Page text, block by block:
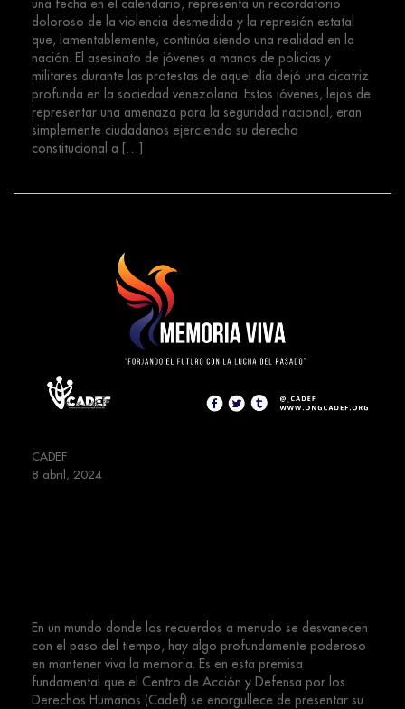
una fecha en el calendario, representa un recordatorio
doloroso de la violencia desmedida y la represión estatal
que, lamentablemente, continúa siendo una realidad en la
nación. El asesinato de jóvenes a manos de policías y
militares durante las protestas de aquel día dejó una cicatriz
profunda en la sociedad venezolana. Estos jóvenes, lejos de
representar una amenaza para la seguridad nacional, eran
simplemente ciudadanos ejerciendo su derecho
constitucional a […]
CADEF
8 abril, 2024
En un mundo donde los recuerdos a menudo se desvanecen
con el paso del tiempo, hay algo profundamente poderoso
en mantener viva la memoria. Es en esta premisa
fundamental que el Centro de Acción y Defensa por los
Derechos Humanos (Cadef) se enorgullece de presentar su